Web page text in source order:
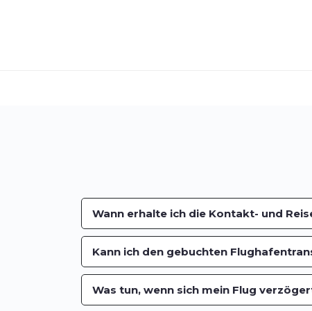
Wann erhalte ich die Kontakt- und
Kann ich den gebuchten
Was tun, wenn sich mein Flug